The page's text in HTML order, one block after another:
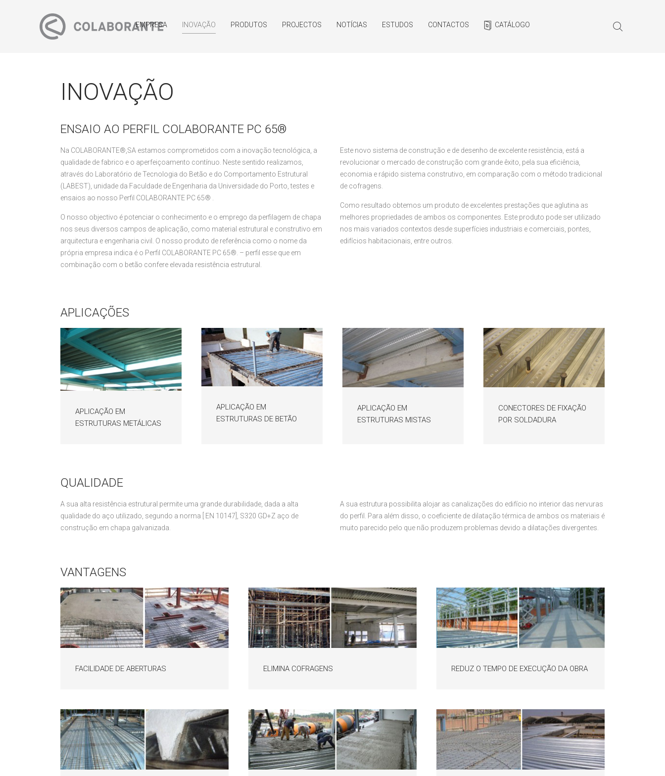
EMPRESA INOVAÇÃO PRODUTOS PROJECTOS NOTÍCIAS ESTUDOS CONTACTOS CATÁLOGO
INOVAÇÃO
ENSAIO AO PERFIL COLABORANTE PC 65®
Na COLABORANTE®,SA estamos comprometidos com a inovação tecnológica, a
qualidade de fabrico e o aperfeiçoamento contínuo. Neste sentido realizamos,
através do Laboratório de Tecnologia do Betão e do Comportamento Estrutural
(LABEST), unidade da Faculdade de Engenharia da Universidade do Porto, testes e
ensaios ao nosso Perfil COLABORANTE PC 65® .
O nosso objectivo é potenciar o conhecimento e o emprego da perfilagem de chapa
nos seus diversos campos de aplicação, como material estrutural e construtivo em
arquitectura e engenharia civil. O nosso produto de referência como o nome da
própria empresa indica é o Perfil COLABORANTE PC 65®. – perfil esse que em
combinação com o betão confere elevada resistência estrutural.
Este novo sistema de construção e de desenho de excelente resistência, está a
revolucionar o mercado de construção com grande êxito, pela sua eficiência,
economia e rápido sistema construtivo, em comparação com o método tradicional
de cofragens.
Como resultado obtemos um produto de excelentes prestações que aglutina as
melhores propriedades de ambos os componentes. Este produto pode ser utilizado
nos mais variados contextos desde superfícies industriais e comerciais, pontes,
edifícios habitacionais, entre outros.
APLICAÇÕES
APLICAÇÃO EM
ESTRUTURAS METÁLICAS
APLICAÇÃO EM
ESTRUTURAS DE BETÃO
APLICAÇÃO EM
ESTRUTURAS MISTAS
CONECTORES DE FIXAÇÃO
POR SOLDADURA
QUALIDADE
A sua alta resistência estrutural permite uma grande durabilidade, dada a alta
qualidade do aço utilizado, segundo a norma [ EN 10147], S320 GD+Z aço de
construção em chapa galvanizada.
A sua estrutura possibilita alojar as canalizações do edifício no interior das nervuras
do perfil. Para além disso, o coeficiente de dilatação térmica de ambos os materiais é
muito parecido pelo que não produzem problemas devido a dilatações divergentes.
VANTAGENS
FACILIDADE DE ABERTURAS ELIMINA COFRAGENS REDUZ O TEMPO DE EXECUÇÃO DA OBRA